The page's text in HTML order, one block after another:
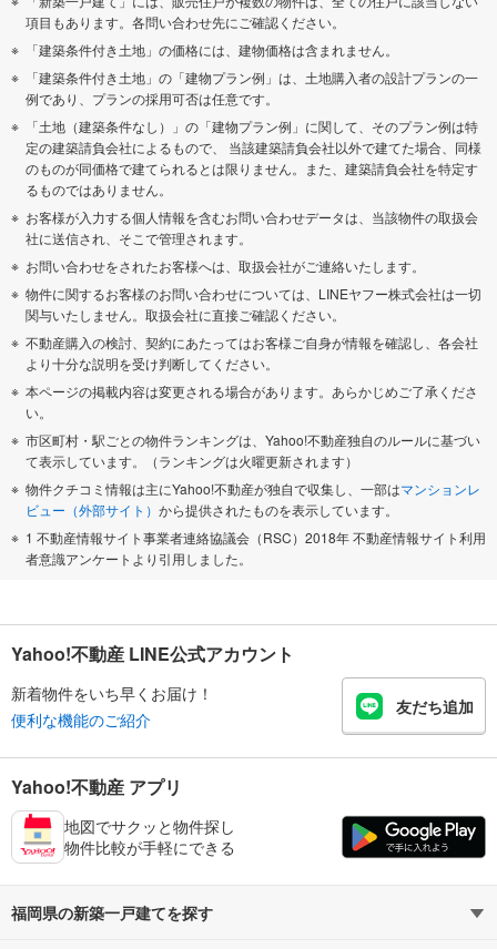
項目もあります。各問い合わせ先にご確認ください。
「建築条件付き土地」の価格には、建物価格は含まれません。
「建築条件付き土地」の「建物プラン例」は、土地購入者の設計プランの一
例であり、プランの採用可否は任意です。
「土地（建築条件なし）」の「建物プラン例」に関して、そのプラン例は特
定の建築請負会社によるもので、 当該建築請負会社以外で建てた場合、同様
のものが同価格で建てられるとは限りません。また、建築請負会社を特定す
るものではありません。
お客様が入力する個人情報を含むお問い合わせデータは、当該物件の取扱会
社に送信され、そこで管理されます。
お問い合わせをされたお客様へは、取扱会社がご連絡いたします。
物件に関するお客様のお問い合わせについては、LINEヤフー株式会社は一切
関与いたしません。取扱会社に直接ご確認ください。
不動産購入の検討、契約にあたってはお客様ご自身が情報を確認し、各会社
より十分な説明を受け判断してください。
本ページの掲載内容は変更される場合があります。あらかじめご了承くださ
い。
市区町村・駅ごとの物件ランキングは、Yahoo!不動産独自のルールに基づい
て表示しています。（ランキングは火曜更新されます）
物件クチコミ情報は主にYahoo!不動産が独自で収集し、一部はマンションレ
ビュー（外部サイト） から提供されたものを表示しています。
1 不動産情報サイト事業者連絡協議会（RSC）2018年 不動産情報サイト利用
者意識アンケートより引用しました。
Yahoo!不動産 LINE公式アカウント
新着物件をいち早くお届け！
便利な機能のご紹介
友だち追加
Yahoo!不動産 アプリ
地図でサクッと物件探し
物件比較が手軽にできる
福岡県の新築一戸建てを探す